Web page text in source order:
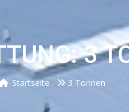
3
Startseite 3 Tonnen